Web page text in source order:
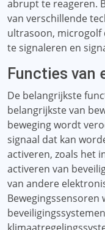
abrupt te reageren.
van verschillende
ultrasoon, microgolf
te signaleren en
Functies van
De belangrijkste
belangrijkste van
beweging wordt
signaal dat kan
activeren, zoals het
activeren van
van andere
Bewegingssensoren